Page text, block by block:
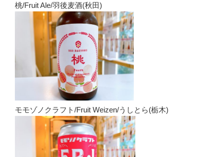
桃/Fruit Ale/羽後麦酒(秋田)
モモゾノクラフト/Fruit Weizen/うしとら(栃木)